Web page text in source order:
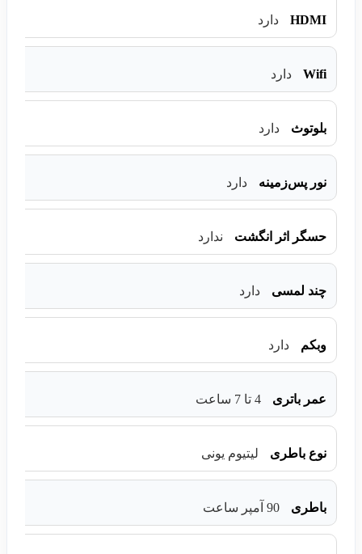
HDMI دارد
Wifi دارد
بلوتوث دارد
نور پس‌زمینه دارد
حسگر اثر انگشت ندارد
چند لمسی دارد
وبکم دارد
عمر باتری 4 تا 7 ساعت
نوع باطری لیتیوم یونی
باطری 90 آمپر ساعت